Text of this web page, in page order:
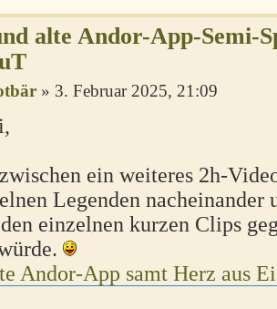
alte Andor-App-Semi-
» 3. Februar 2025, 21:09
ein weiteres 2h-
Legenden nacheinander
einzelnen kurzen Clips
Andor-App samt Herz aus